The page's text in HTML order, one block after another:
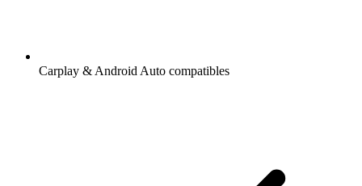
Carplay & Android Auto compatibles